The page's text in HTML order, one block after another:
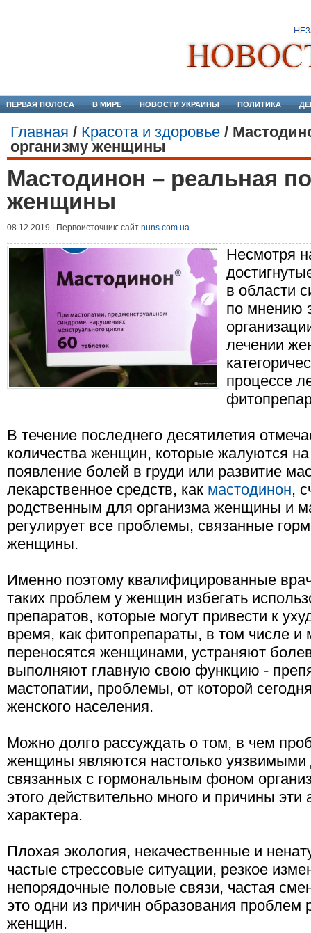
ПЕРВАЯ ПОЛОСА В МИРЕ НОВОСТИ УКРАИНЫ ПОЛИТИКА
Главная / Красота и здоровье /
организму женщины
Мастодинон – реальная
женщины
08.12.2019 | Первоисточник: сайт nuns.com.ua
Несмотря
в области
по мнению
лечении
процессе
В течение последнего десятилетия
количества женщин, которые жалуются
появление болей в груди или развитие
лекарственное средств, как мастодинон,
родственным для организма женщины и
регулирует все проблемы, связанные
женщины.
Именно поэтому квалифицированные
таких проблем у женщин избегать
препаратов, которые могут привести к
время, как фитопрепараты, в том числе и
переносятся женщинами, устраняют
выполняют главную свою функцию -
мастопатии, проблемы, от которой
женского населения.
Можно долго рассуждать о том, в чем
женщины являются настолько уязвимыми
связанных с гормональным фоном
этого действительно много и причины
характера.
Плохая экология, некачественные и
частые стрессовые ситуации, резкое
непорядочные половые связи, частая
это одни из причин образования проблем
женщин.